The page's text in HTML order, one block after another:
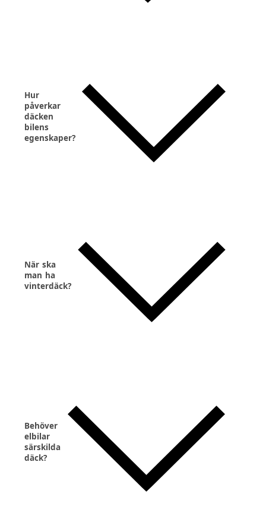
Hur
påverkar
däcken
bilens
egenskaper?
När ska
man ha
vinterdäck?
Behöver
elbilar
särskilda
däck?